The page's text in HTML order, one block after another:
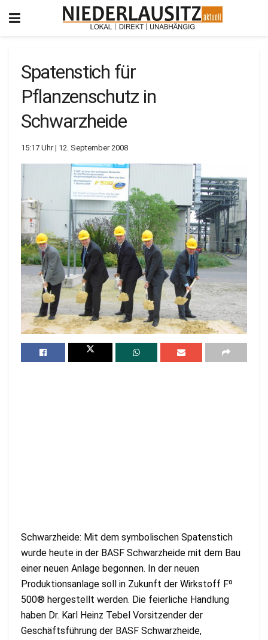
Spatenstich für
Pflanzenschutz in
Schwarzheide
15:17 Uhr | 12. September 2008
Schwarzheide: Mit dem symbolischen Spatenstich
wurde heute in der BASF Schwarzheide mit dem Bau
einer neuen Anlage begonnen. In der neuen
Produktionsanlage soll in Zukunft der Wirkstoff Fº
500® hergestellt werden. Die feierliche Handlung
haben Dr. Karl Heinz Tebel Vorsitzender der
Geschäftsführung der BASF Schwarzheide,